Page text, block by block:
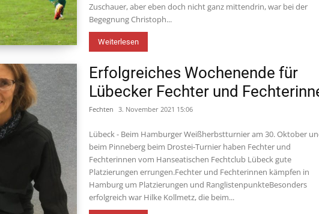
Zuschauer, aber eben doch nicht ganz mittendrin, war bei der
Begegnung Christoph...
Weiterlesen
Erfolgreiches Wochenende für
Lübecker Fechter und
Fechten 3. November 2021 15:06
Lübeck - Beim Hamburger Weißherbstturnier am 30. Oktober
beim Pinneberg beim Drostei-Turnier haben Fechter und
Fechterinnen vom Hanseatischen Fechtclub Lübeck gute
Platzierungen errungen.Fechter und Fechterinnen kämpfen in
Hamburg um Platzierungen und RanglistenpunkteBesonders
erfolgreich war Hilke Kollmetz, die beim...